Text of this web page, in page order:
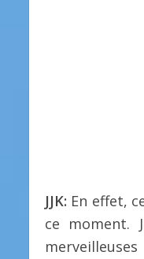
JJK: En effet,
ce moment.